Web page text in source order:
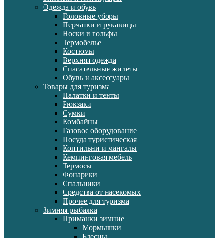
Одежда и обувь
Головные уборы
Перчатки и рукавицы
Носки и гольфы
Термобелье
Костюмы
Верхняя одежда
Спасательные жилеты
Обувь и аксессуары
Товары для туризма
Палатки и тенты
Рюкзаки
Сумки
Комбайны
Газовое оборудование
Посуда туристическая
Коптильни и мангалы
Кемпинговая мебель
Термосы
Фонарики
Спальники
Средства от насекомых
Прочее для туризма
Зимняя рыбалка
Приманки зимние
Мормышки
Блесны